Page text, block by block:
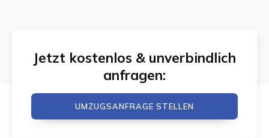
Jetzt kostenlos & unverbindlich
anfragen:
UMZUGSANFRAGE STELLEN